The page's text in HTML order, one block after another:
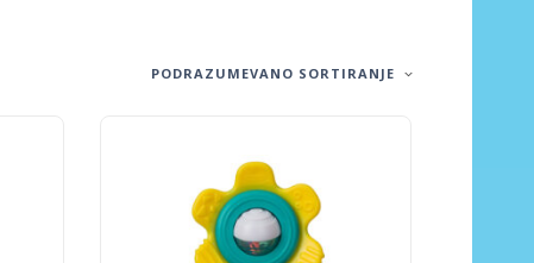
PODRAZUMEVANO SORTIRANJE